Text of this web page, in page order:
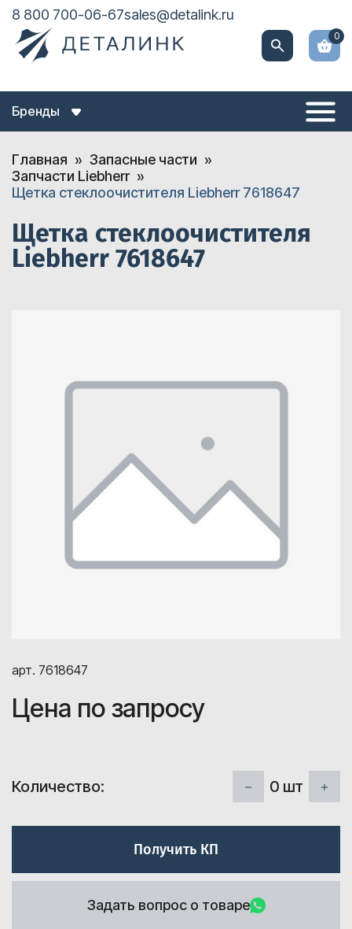
8 800 700-06-67sales@detalink.ru
0
Бренды
Главная
Запасные части
Запчасти Liebherr
Щетка стеклоочистителя Liebherr 7618647
Щетка стеклоочистителя
Liebherr 7618647
арт. 7618647
Цена по запросу
Количество: 0 шт
Получить КП
Задать вопрос о товаре